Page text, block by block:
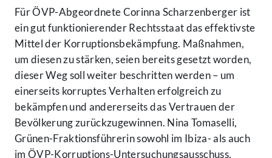
Für ÖVP-Abgeordnete Corinna Scharzenberger ist
ein gut funktionierender Rechtsstaat das effektivste
Mittel der Korruptionsbekämpfung. Maßnahmen,
um diesen zu stärken, seien bereits gesetzt worden,
dieser Weg soll weiter beschritten werden – um
einerseits korruptes Verhalten erfolgreich zu
bekämpfen und andererseits das Vertrauen der
Bevölkerung zurückzugewinnen. Nina Tomaselli,
Grünen-Fraktionsführerin sowohl im Ibiza- als auch
im ÖVP-Korruptions-Untersuchungsausschuss,